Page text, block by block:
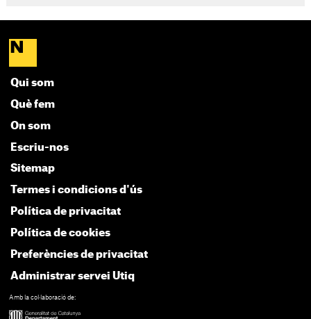
Qui som
Què fem
On som
Escriu-nos
Sitemap
Termes i condicions d'ús
Política de privacitat
Política de cookies
Preferències de privacitat
Administrar servei Utiq
Amb la col·laboració de: